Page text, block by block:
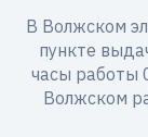
В Волжском
пункте
часы работы
Волжском